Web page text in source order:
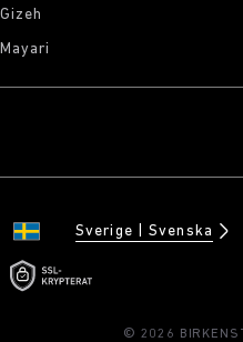
Gizeh
Mayari
Sverige Svenska
© 2026